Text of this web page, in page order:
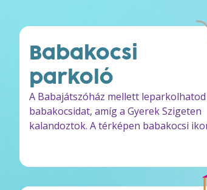
Babakocsi
parkoló
A Babajátszóház mellett leparkolhatod
babakocsidat, amíg a Gyerek Szigeten
kalandoztok. A térképen babakocsi